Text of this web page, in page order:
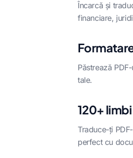
Încarcă și
financiare,
Păstrează
tale.
120+
Traduce-ți
perfect cu